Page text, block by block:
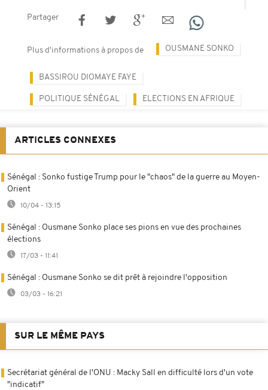
Partager
Plus d'informations à propos de OUSMANE SONKO
BASSIROU DIOMAYE FAYE
POLITIQUE SÉNÉGAL ELECTIONS EN AFRIQUE
ARTICLES CONNEXES
Sénégal : Sonko fustige Trump pour le "chaos" de la guerre au Moyen-
Orient
10/04 - 13:15
Sénégal : Ousmane Sonko place ses pions en vue des prochaines
élections
17/03 - 11:41
Sénégal : Ousmane Sonko se dit prêt à rejoindre l'opposition
03/03 - 16:21
SUR LE MÊME PAYS
Secrétariat général de l'ONU : Macky Sall en difficulté lors d'un vote
"indicatif"